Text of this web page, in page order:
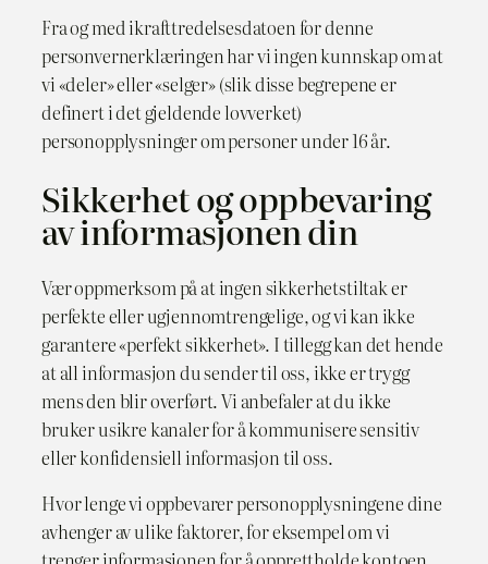
Fra og med ikrafttredelsesdatoen for denne
personvernerklæringen har vi ingen kunnskap om at
vi «deler» eller «selger» (slik disse begrepene er
definert i det gjeldende lovverket)
personopplysninger om personer under 16 år.
Sikkerhet og oppbevaring
av informasjonen din
Vær oppmerksom på at ingen sikkerhetstiltak er
perfekte eller ugjennomtrengelige, og vi kan ikke
garantere «perfekt sikkerhet». I tillegg kan det hende
at all informasjon du sender til oss, ikke er trygg
mens den blir overført. Vi anbefaler at du ikke
bruker usikre kanaler for å kommunisere sensitiv
eller konfidensiell informasjon til oss.
Hvor lenge vi oppbevarer personopplysningene dine
avhenger av ulike faktorer, for eksempel om vi